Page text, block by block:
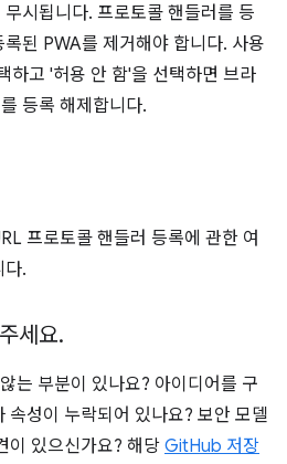
시됩니다. 프로토콜 핸들러를 등
된 PWA를 제거해야 합니다. 사용
하고 '허용 안 함'을 선택하면 브라
등록 해제합니다.
프로토콜 핸들러 등록에 관한 여
다.
세요.
는 부분이 있나요? 아이디어를 구
속성이 누락되어 있나요? 보안 모델
이 있으신가요? 해당 GitHub 저장